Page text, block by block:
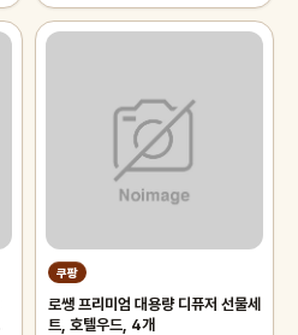
쿠팡
로쌩 프리미엄 대용량 디퓨저 선물세
트, 호텔우드, 4개